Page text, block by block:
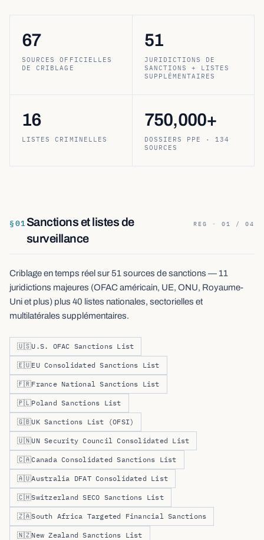
67
SOURCES OFFICIELLES
DE CRIBLAGE
51
JURIDICTIONS DE
SANCTIONS + LISTES
SUPPLÉMENTAIRES
16
LISTES CRIMINELLES
750,000+
DOSSIERS PPE · 134
SOURCES
§01Sanctions et listes de
surveillance
REG · 01 / 04
Criblage en temps réel sur 51 sources de sanctions — 11
juridictions majeures (OFAC américain, UE, ONU, Royaume-
Uni et plus) plus 40 listes nationales, sectorielles et
multilatérales supplémentaires.
🇺🇸U.S. OFAC Sanctions List
🇪🇺EU Consolidated Sanctions List
🇫🇷France National Sanctions List
🇵🇱Poland Sanctions List
🇬🇧UK Sanctions List (OFSI)
🇺🇳UN Security Council Consolidated List
🇨🇦Canada Consolidated Sanctions List
🇦🇺Australia DFAT Consolidated List
🇨🇭Switzerland SECO Sanctions List
🇿🇦South Africa Targeted Financial Sanctions
🇳🇿New Zealand Sanctions List